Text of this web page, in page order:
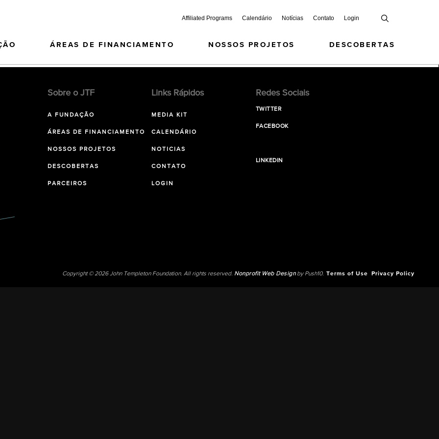
Affiliated Programs Calendário Notícias Contato Login
ÁREAS DE FINANCIAMENTO NOSSOS PROJETOS DESCOBERTAS
Sobre o JTF
A FUNDAÇÃO
ÁREAS DE FINANCIAMENTO
NOSSOS PROJETOS
DESCOBERTAS
PARCEIROS
Links Rápidos
MEDIA KIT
CALENDÁRIO
NOTICIAS
CONTATO
LOGIN
Redes Sociais
TWITTER
FACEBOOK
LINKEDIN
Copyright © 2026 John Templeton Foundation. All rights reserved. Nonprofit Web Designby Push10. Terms of Use Privacy Policy